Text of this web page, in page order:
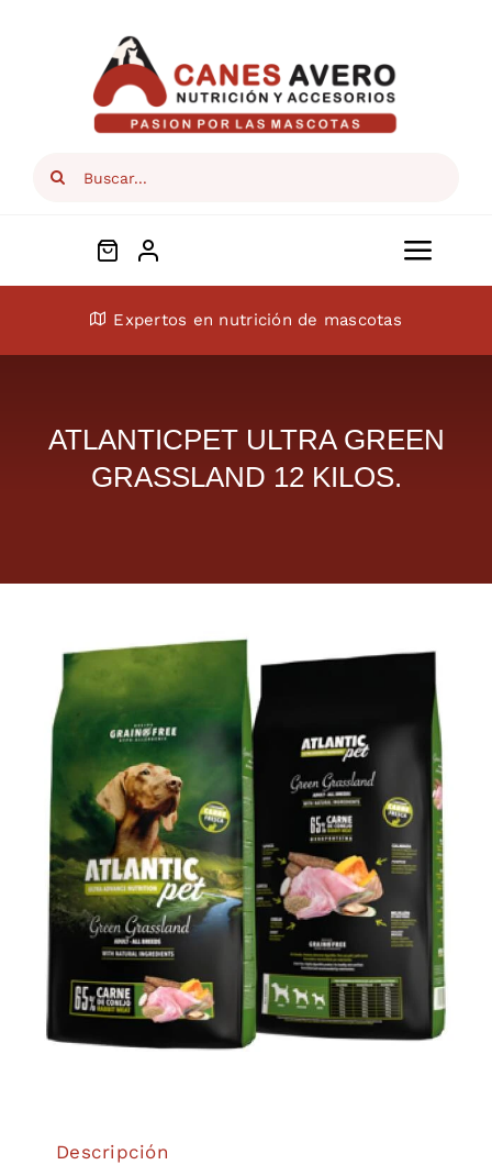
Search
Conócenos
Antiparasitarios
Arenas
Descanso
Super Ofertas
Expertos en nutrición de mascotas
ATLANTICPET ULTRA GREEN
GRASSLAND 12 KILOS.
Descripción